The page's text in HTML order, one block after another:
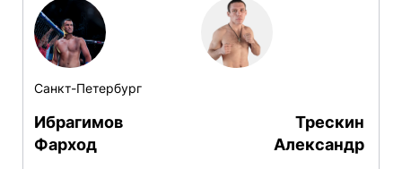
Санкт-Петербург
Ибрагимов
Фарход
Трескин
Александр